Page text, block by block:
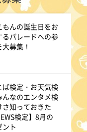
いて #4
作戦!
もんの誕生日をお
るパレードへの参
募集！
ば検定・お天気検
んなのエンタメ検
さ知っておきた
検定】8月の
ント